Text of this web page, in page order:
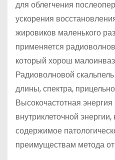
для облегчения
ускорения
жировиков маленького
применяется
который хорош
Радиоволновой
длины, спектра,
Высокочастотная
внутриклеточной
содержимое
преимуществам метода